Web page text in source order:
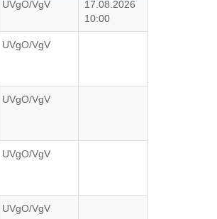
UVgO/VgV
17.08.2026
10:00
UVgO/VgV
UVgO/VgV
UVgO/VgV
UVgO/VgV